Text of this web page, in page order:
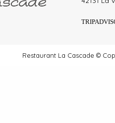
Restaurant La Cascade ©